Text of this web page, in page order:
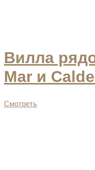
Вилла
Mar и
Смотреть